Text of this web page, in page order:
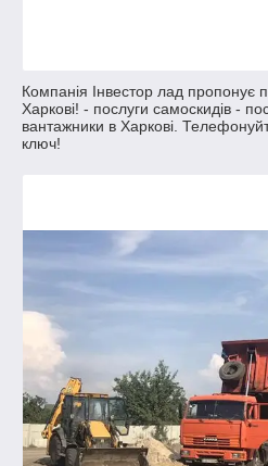
Компанія Інвестор лад пропонує
Харкові! - послуги самоскидів -
вантажники в Харкові.
ключ!